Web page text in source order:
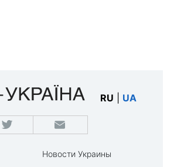
RU UA
Новости Украины